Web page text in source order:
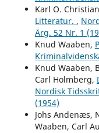
Karl O.
Litteratur. ,
Årg. 52 Nr. 1
Knud Waaben,
Knud Waaben,
Carl Holmberg,
Nordisk
(1954)
Johs Andenæs,
Waaben, Carl